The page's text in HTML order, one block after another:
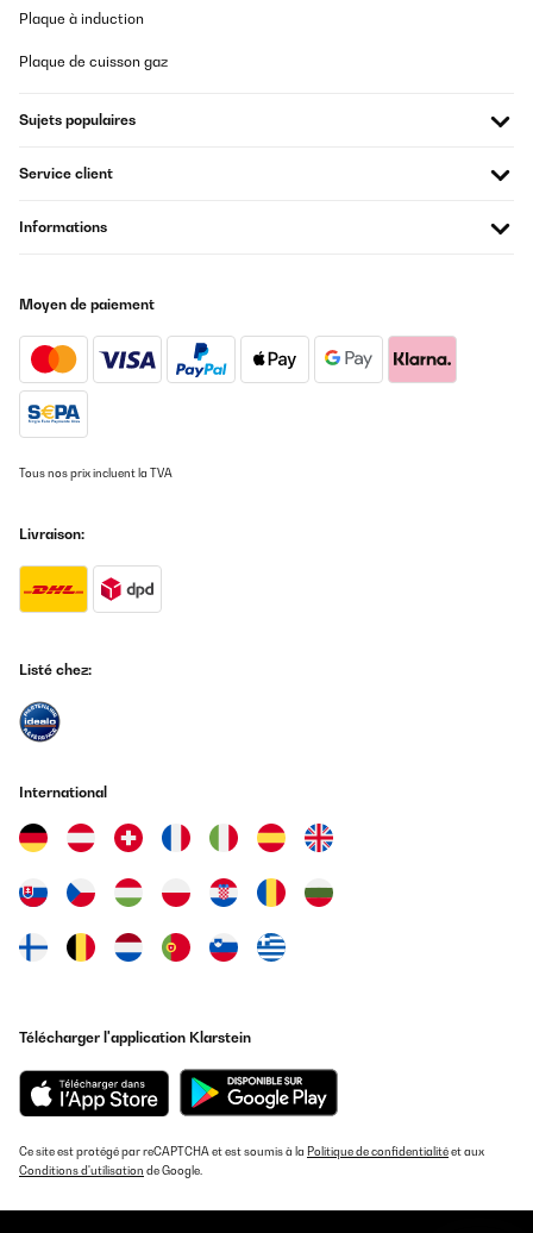
Plaque à induction
Plaque de cuisson gaz
Sujets populaires
Service client
Informations
Moyen de paiement
Tous nos prix incluent la TVA
Livraison:
Listé chez:
International
Télécharger l'application Klarstein
Ce site est protégé par reCAPTCHA et est soumis à la Politique de confidentialitéet aux
Conditions d'utilisation de Google.